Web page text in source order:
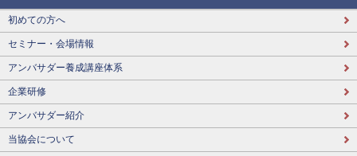
初めての方へ
セミナー・会場情報
アンバサダー養成講座体系
企業研修
アンバサダー紹介
当協会について